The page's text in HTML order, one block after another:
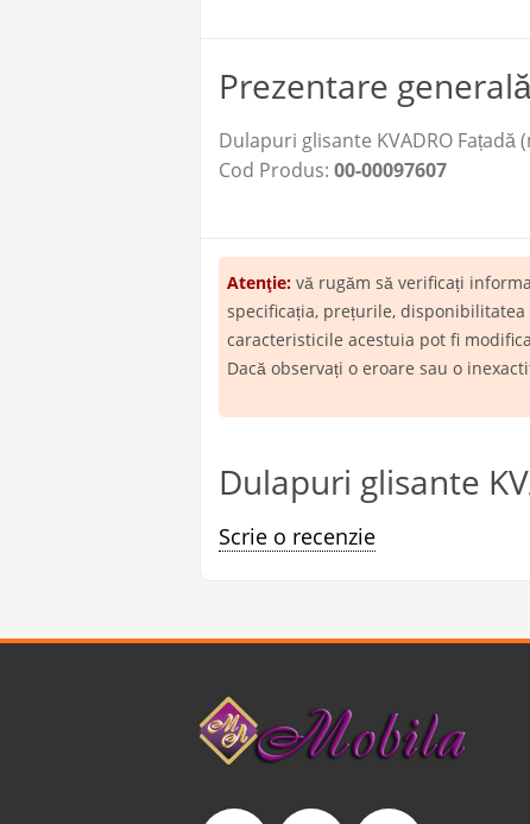
Prezentare
Dulapuri glisante KVADRO
Cod Produs: 00-00097607
Atenţie: vă rugăm să verificați
specificația, prețurile,
caracteristicile acestuia pot fi
Dacă observați o eroare sau o
Dulapuri glisante
Scrie o recenzie